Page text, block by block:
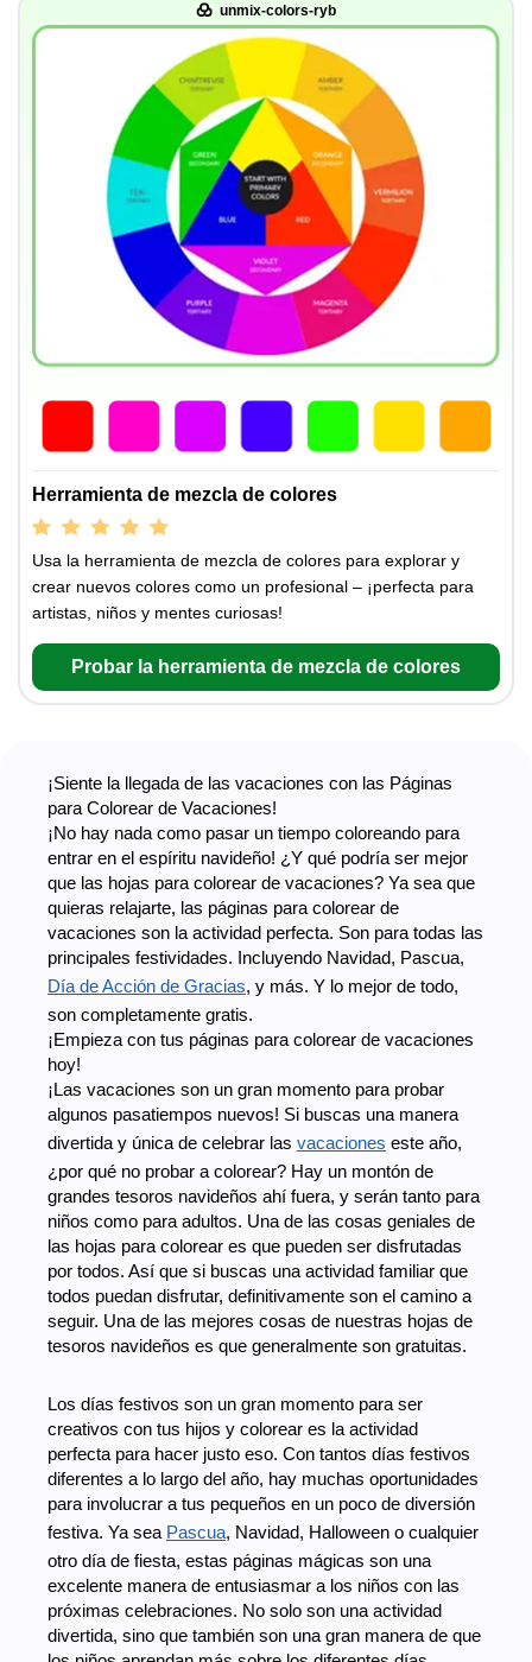
unmix-colors-ryb
Herramienta de mezcla de colores
Usa la herramienta de mezcla de colores para explorar y
crear nuevos colores como un profesional – ¡perfecta para
artistas, niños y mentes curiosas!
Probar la herramienta de mezcla de colores
¡Siente la llegada de las vacaciones con las Páginas
para Colorear de Vacaciones!
¡No hay nada como pasar un tiempo coloreando para
entrar en el espíritu navideño! ¿Y qué podría ser mejor
que las hojas para colorear de vacaciones? Ya sea que
quieras relajarte, las páginas para colorear de
vacaciones son la actividad perfecta. Son para todas las
principales festividades. Incluyendo Navidad, Pascua,
Día de Acción de Gracias, y más. Y lo mejor de todo,
son completamente gratis.
¡Empieza con tus páginas para colorear de vacaciones
hoy!
¡Las vacaciones son un gran momento para probar
algunos pasatiempos nuevos! Si buscas una manera
divertida y única de celebrar las vacaciones este año,
¿por qué no probar a colorear? Hay un montón de
grandes tesoros navideños ahí fuera, y serán tanto para
niños como para adultos. Una de las cosas geniales de
las hojas para colorear es que pueden ser disfrutadas
por todos. Así que si buscas una actividad familiar que
todos puedan disfrutar, definitivamente son el camino a
seguir. Una de las mejores cosas de nuestras hojas de
tesoros navideños es que generalmente son gratuitas.
Los días festivos son un gran momento para ser
creativos con tus hijos y colorear es la actividad
perfecta para hacer justo eso. Con tantos días festivos
diferentes a lo largo del año, hay muchas oportunidades
para involucrar a tus pequeños en un poco de diversión
festiva. Ya sea Pascua, Navidad, Halloween o cualquier
otro día de fiesta, estas páginas mágicas son una
excelente manera de entusiasmar a los niños con las
próximas celebraciones. No solo son una actividad
divertida, sino que también son una gran manera de que